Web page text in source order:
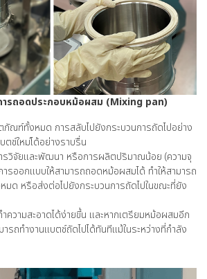
รถอดประกอบหม้อผสม (Mixing pan)
ณฑ์ทั้งหมด การสลับไปยังกระบวนการถัดไปอย่าง
ตช์ใหม่ได้อย่างราบรื่น
รวิจัยและพัฒนา หรือการผลิตปริมาณน้อย (ความจุ
รออกแบบให้สามารถถอดหม้อผสมได้ ทำให้สามารถ
ด หรือส่งต่อไปยังกระบวนการถัดไปในขณะที่ยัง
ความสะอาดได้ง่ายขึ้น และหากเตรียมหม้อผสมอีก
ารถทำงานแบตช์ถัดไปได้ทันทีแม้ในระหว่างที่กำลัง